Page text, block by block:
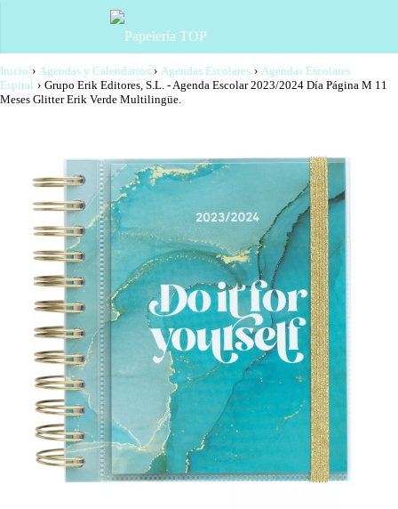
Inicio › Agendas y Calendarios › Agendas Escolares › Agendas Escolares
Espiral › Grupo Erik Editores, S.L. - Agenda Escolar 2023/2024 Día Página M 11
Meses Glitter Erik Verde Multilingüe.